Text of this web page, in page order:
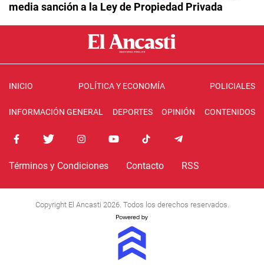
media sanción a la Ley de Propiedad Privada
INICIO POLÍTICA Y ECONOMÍA POLICIALES
INFORMACIÓN GENERAL DEPORTES OPINIÓN CONTENIDOS
Términos y Condiciones Contacto RSS
Copyright El Ancasti 2026. Todos los derechos reservados.